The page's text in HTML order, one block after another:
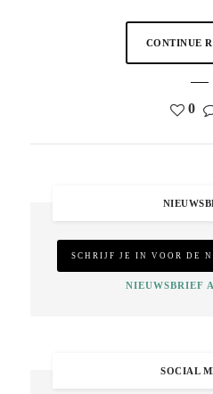
CONTINUE
0
NIEUWSBRIEF
SOCIAL